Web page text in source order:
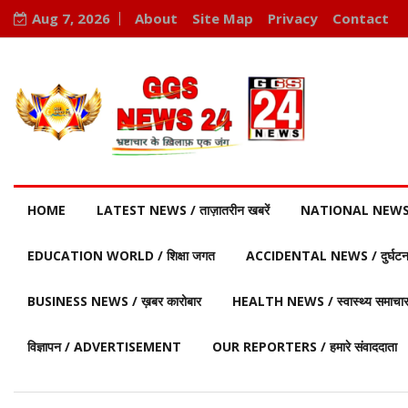
Aug 7, 2026 About Site Map Privacy Contact
HOME LATEST NEWS / ताज़ातरीन खबरें NATIONAL NEWS
EDUCATION WORLD / शिक्षा जगत ACCIDENTAL NEWS /
BUSINESS NEWS / ख़बर कारोबार HEALTH NEWS / स्वास्थ्य समाचार
विज्ञापन / ADVERTISEMENT OUR REPORTERS / हमारे संवाददाता